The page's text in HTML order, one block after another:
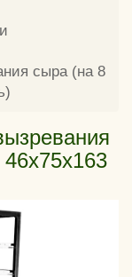
сыра (на 8